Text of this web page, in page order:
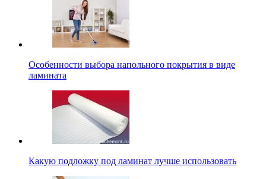
Особенности выбора напольного покрытия в виде
ламината
Какую подложку под ламинат лучше использовать